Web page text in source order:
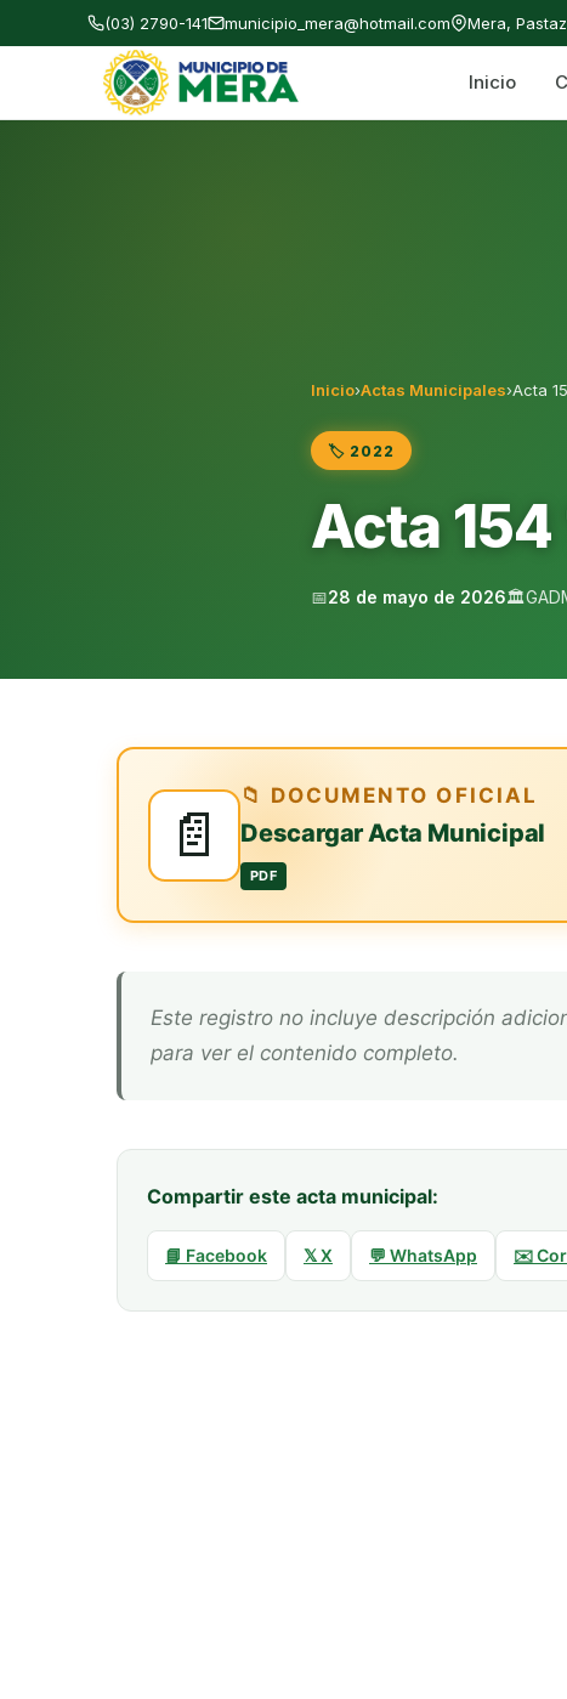
(03) 2790-141 municipio_mera@hotmail.com Mera,
Gobierno Autónomo Descentralizado Municipal
Inicio
Inicio›Actas Municipales›Acta
🏷️ 2022
Acta 154
📅28 de mayo de 2026🏛️
📄
📁 DOCUMENTO OFICIAL
Descargar Acta Municipal
PDF
Este registro no incluye descripción adicional. Descarga el documento oficial arriba
para ver el contenido completo.
Compartir este acta municipal:
📘 Facebook 𝕏 X 💬 WhatsApp ✉️